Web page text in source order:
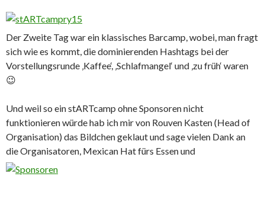
Der Zweite Tag war ein klassisches Barcamp, wobei, man fragt
sich wie es kommt, die dominierenden Hashtags bei der
Vorstellungsrunde ‚Kaffee‘, ‚Schlafmangel‘ und ‚zu früh‘ waren
😉
Und weil so ein stARTcamp ohne Sponsoren nicht
funktionieren würde hab ich mir von Rouven Kasten (Head of
Organisation) das Bildchen geklaut und sage vielen Dank an
die Organisatoren, Mexican Hat fürs Essen und